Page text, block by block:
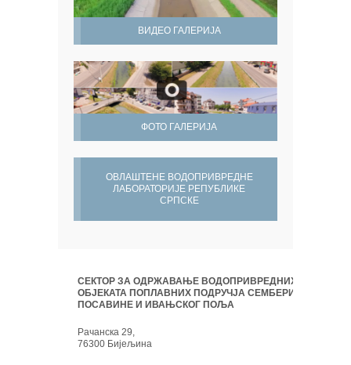
ВИДЕО ГАЛЕРИЈА
ФОТО ГАЛЕРИЈА
ОВЛАШТЕНЕ ВОДОПРИВРЕДНЕ
ЛАБОРАТОРИЈЕ РЕПУБЛИКЕ
СРПСКЕ
СЕКТОР ЗА ОДРЖАВАЊЕ ВОДОПРИВРЕДНИХ
ОБЈЕКАТА ПОПЛАВНИХ ПОДРУЧЈА СЕМБЕРИЈЕ,
ПОСАВИНЕ И ИВАЊСКОГ ПОЉА
Рачанска 29,
76300 Бијељина